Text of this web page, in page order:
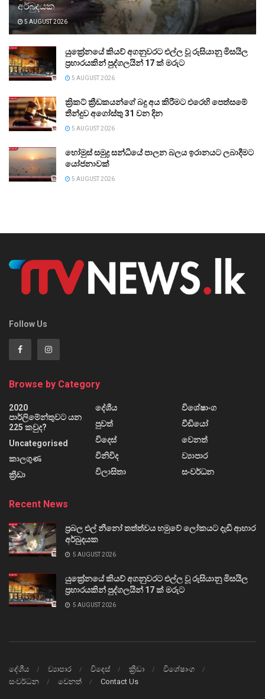
අර්බුදයක
5 AUGUST 2026
යුක්‍රේනයේ කියව් අගනුවරට එල්ල වූ රුසියානු මිසයිල
ප්‍රහාරයකින් පුද්ගලයින් 17 ක් මරුට
5 AUGUST 2026
ක්‍රිකට් ක්‍රීඩකයන්ගේ බදු අය කිරීමට එරෙහි පෙත්සමේ
තීන්දුව අගෝස්තු 31 වන දින
5 AUGUST 2026
හෝමුස් සමුද්‍ර සන්ධියේ පාලන බලය ඉරානයට ලබාදීමට
යෝජනාවක්
5 AUGUST 2026
Follow Us
Browse by Category
2020
පාර්ලිමේන්තුවට යන
225 කවුද?
Uncategorised
කාලගුණ
ක්‍රීඩා
දේශීය
පුවත්
විදෙස්
විනිවිද
විලාසිතා
විශේෂාංග
වීඩියෝ
වෙනත්
ව්‍යාපාර
සංවර්ධන
Recent News
ප්‍රබල එල් නීනෝ තත්ත්වය හමුවේ ලෝකයට දැඩි ආහාර
අර්බුදයක
5 AUGUST 2026
යුක්‍රේනයේ කියව් අගනුවරට එල්ල වූ රුසියානු මිසයිල
ප්‍රහාරයකින් පුද්ගලයින් 17 ක් මරුට
5 AUGUST 2026
දේශීය ව්‍යාපාර විදෙස් ක්‍රීඩා
විශේෂාංග
සංවර්ධන
වෙනත් Contact Us